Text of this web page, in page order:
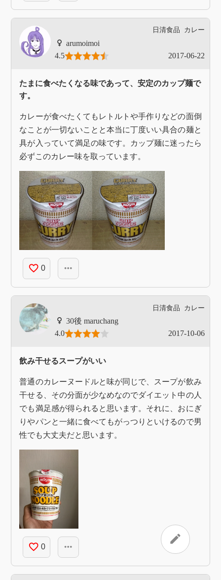
edit
日清食品 カレー
arumoimoi
4.5
2017-06-22
たまに食べたくなる味であって、安定のカップ麺で
す。
カレーが食べたくてもレトルトや手作りなどの面倒
なことが一切ないことと本当に丁度いい具合の麺と
具が入っていて満足の味です。カップ麺に迷ったら
必ずこのカレー味を取っています。
favorite_border 0 more_horiz
日清食品 カレー
maruchang
4.0
2017-10-06
飲み干せるスープがいい
普通のカレーヌードルと味が同じで、スープが飲み
干せる、その分面が少なめなのでダイエット中の人
でも満足感が得られると思います。それに、おにぎ
りやパンと一緒に食べてもがっつりといけるので男
性でも大丈夫だと思います。
favorite_border 0 more_horiz